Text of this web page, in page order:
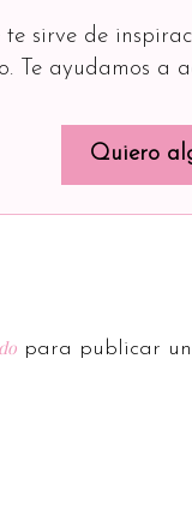
te sirve de
Te ayudamos a
Quiero
para publicar un